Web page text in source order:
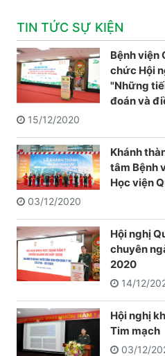
TIN TỨC SỰ KIỆN
Bệnh viện
chức Hội
"Những
đoán và
15/12/2020
Khánh
tâm Bệnh
Học viện
03/12/2020
Hội nghị
chuyên
2020
14/12/
Hội nghị
Tim mạch
03/12/